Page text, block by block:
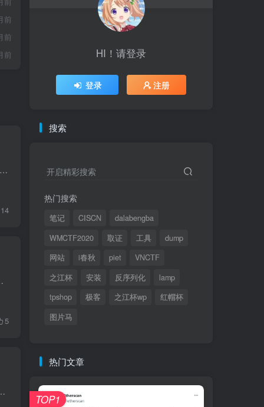
前
前
前
题目信息 题目名称: SEAL 911 作者: 3doc 难度: 高级 类型: EVM 预编译合约利用 题目描述 You barely manage to get off bed as your phone rings. It's THAT ringtone: there's a call for you...
14
contract for their users. It would be a...
5
也有关系。 对安全研究本身的兴趣也大打折扣，至少对我而言上班天天搞安全...
HI！请登录
登录 注册
搜索
开启精彩搜索
热门搜索
笔记 CISCN
dalabengba
WMCTF2020
取证 工具
dump
网站
i春秋 piet
VNCTF
之江杯
安装 反序列化
lamp
tpshop
极客 之江杯wp
红帽杯
图片马
热门文章
TOP1